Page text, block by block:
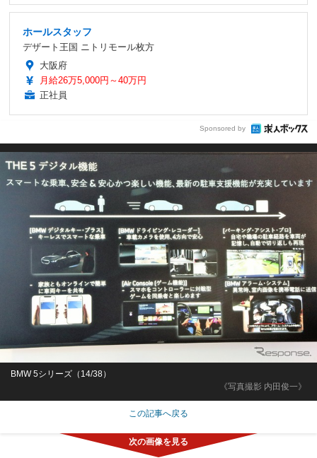
ホールスタッフ
デザート王国 ニトリモール枚方
大阪府
月給26万5,000円～40万円
正社員
Sponsored by
《写真撮影 内田俊一》
BMW 5シリーズ（14/38）
この記事へ戻る